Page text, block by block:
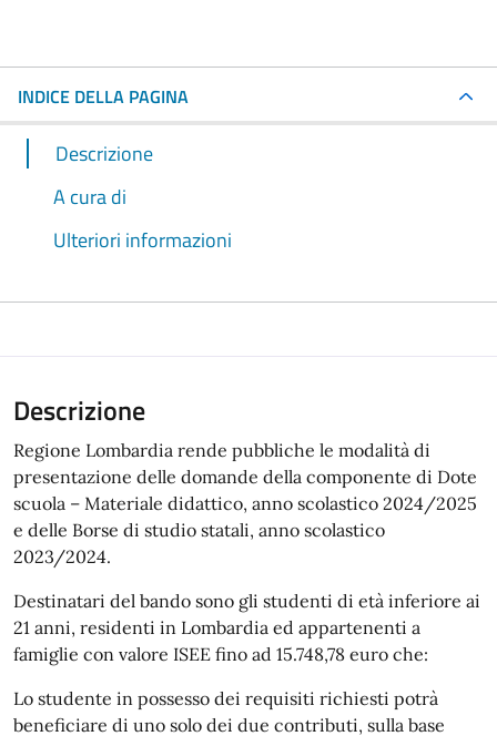
INDICE DELLA PAGINA
Descrizione
A cura di
Ulteriori informazioni
Descrizione
Regione Lombardia rende pubbliche le modalità di
presentazione delle domande della componente di Dote
scuola – Materiale didattico, anno scolastico 2024/2025
e delle Borse di studio statali, anno scolastico
2023/2024.
Destinatari del bando sono gli studenti di età inferiore ai
21 anni, residenti in Lombardia ed appartenenti a
famiglie con valore ISEE fino ad 15.748,78 euro che:
Lo studente in possesso dei requisiti richiesti potrà
beneficiare di uno solo dei due contributi, sulla base